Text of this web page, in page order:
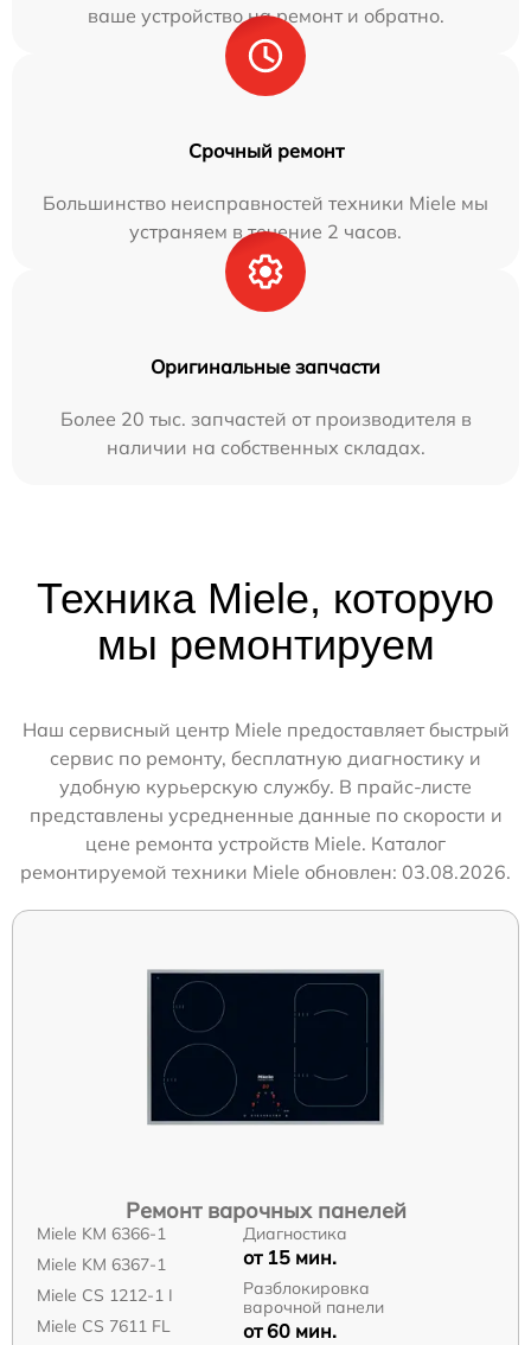
ваше устройство на ремонт и обратно.
Срочный ремонт
Большинство неисправностей техники Miele мы
устраняем в течение 2 часов.
Оригинальные запчасти
Более 20 тыс. запчастей от производителя в
наличии на собственных складах.
Техника Miele, которую
мы ремонтируем
Наш сервисный центр Miele предоставляет быстрый
сервис по ремонту, бесплатную диагностику и
удобную курьерскую службу. В прайс-листе
представлены усредненные данные по скорости и
цене ремонта устройств Miele. Каталог
ремонтируемой техники Miele обновлен: 03.08.2026.
Ремонт варочных панелей
Miele KM 6366-1
Miele KM 6367-1
Miele CS 1212-1 I
Miele CS 7611 FL
Диагностика
от 15 мин.
Разблокировка
варочной панели
от 60 мин.